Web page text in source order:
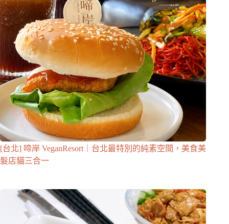
[台北] 啼岸 VeganResort｜台北最特別的純素空間，美食美
髮店貓三合一